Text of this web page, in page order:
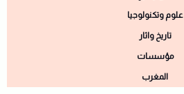
علوم وتكنولوجيا
تاريخ واثار
مؤسسات
المغرب